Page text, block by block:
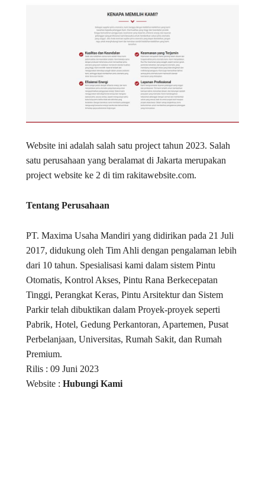
Website ini adalah salah satu project tahun 2023. Salah
satu perusahaan yang beralamat di Jakarta merupakan
project website ke 2 di tim rakitawebsite.com.
Tentang Perusahaan
PT. Maxima Usaha Mandiri yang didirikan pada 21 Juli
2017, didukung oleh Tim Ahli dengan pengalaman lebih
dari 10 tahun. Spesialisasi kami dalam sistem Pintu
Otomatis, Kontrol Akses, Pintu Rana Berkecepatan
Tinggi, Perangkat Keras, Pintu Arsitektur dan Sistem
Parkir telah dibuktikan dalam Proyek-proyek seperti
Pabrik, Hotel, Gedung Perkantoran, Apartemen, Pusat
Perbelanjaan, Universitas, Rumah Sakit, dan Rumah
Premium.
Rilis : 09 Juni 2023
Website : Hubungi Kami